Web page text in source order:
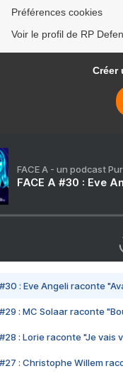
Préférences cookies
Voir le profil de RP
Créer
FACE A - un podcast
FACE A #30 : Eve
#30 : Eve Angeli raconte
#29 : MC Solaar raconte
#28 : Lorie raconte "Je vais
#27 : Christophe Willem